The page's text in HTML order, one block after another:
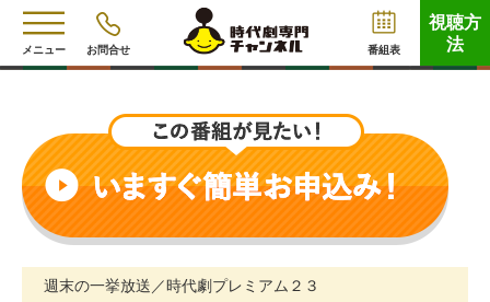
メニュー お問合せ 番組表
視聴方
法
週末の一挙放送／時代劇プレミアム２３